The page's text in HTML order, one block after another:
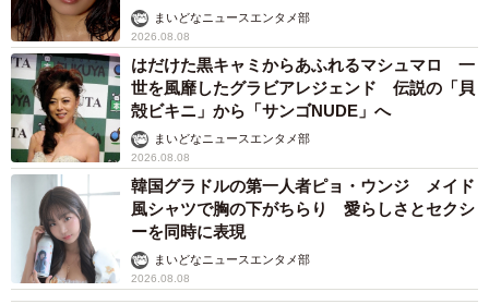
い」まいどなニュースエンタメ部
2026.08.08
はだけた黒キャミからあふれるマシュマロ 一
世を風靡したグラビアレジェンド 伝説の「貝
殻ビキニ」から「サンゴNUDE」へ
まいどなニュースエンタメ部
2026.08.08
韓国グラドルの第一人者ピョ・ウンジ メイド
風シャツで胸の下がちらり 愛らしさとセクシ
ーを同時に表現
まいどなニュースエンタメ部
2026.08.08